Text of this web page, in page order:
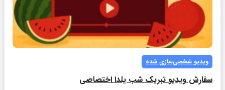
ویدیو شخصی‌سازی‌ شده
سفارش ویدیو تبریک شب یلدا اختصاصی